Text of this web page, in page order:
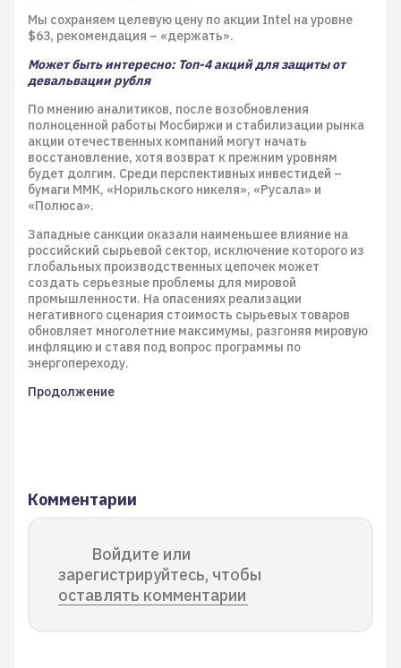
Мы сохраняем целевую цену по акции Intel на уровне
$63, рекомендация – «держать».
Может быть интересно: Топ-4 акций для защиты от
девальвации рубля
По мнению аналитиков, после возобновления
полноценной работы Мосбиржи и стабилизации рынка
акции отечественных компаний могут начать
восстановление, хотя возврат к прежним уровням
будет долгим. Среди перспективных инвестидей –
бумаги ММК, «Норильского никеля», «Русала» и
«Полюса».
Западные санкции оказали наименьшее влияние на
российский сырьевой сектор, исключение которого из
глобальных производственных цепочек может
создать серьезные проблемы для мировой
промышленности. На опасениях реализации
негативного сценария стоимость сырьевых товаров
обновляет многолетние максимумы, разгоняя мировую
инфляцию и ставя под вопрос программы по
энергопереходу.
Продолжение
Комментарии
Войдите или
зарегистрируйтесь, чтобы
оставлять комментарии